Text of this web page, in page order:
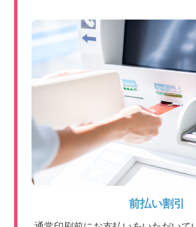
前払い割引